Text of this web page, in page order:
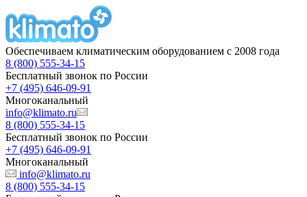
Обеспечиваем климатическим оборудованием с 2008 года
8 (800) 555-34-15
Бесплатный звонок по России
+7 (495) 646-09-91
Многоканальный
info@klimato.ru
8 (800) 555-34-15
Бесплатный звонок по России
+7 (495) 646-09-91
Многоканальный
info@klimato.ru
8 (800) 555-34-15